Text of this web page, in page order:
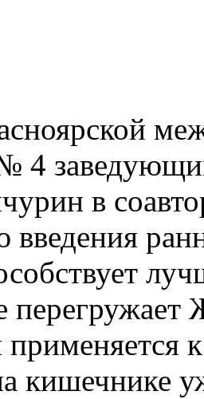
4
в
введения
применяется
кишечнике